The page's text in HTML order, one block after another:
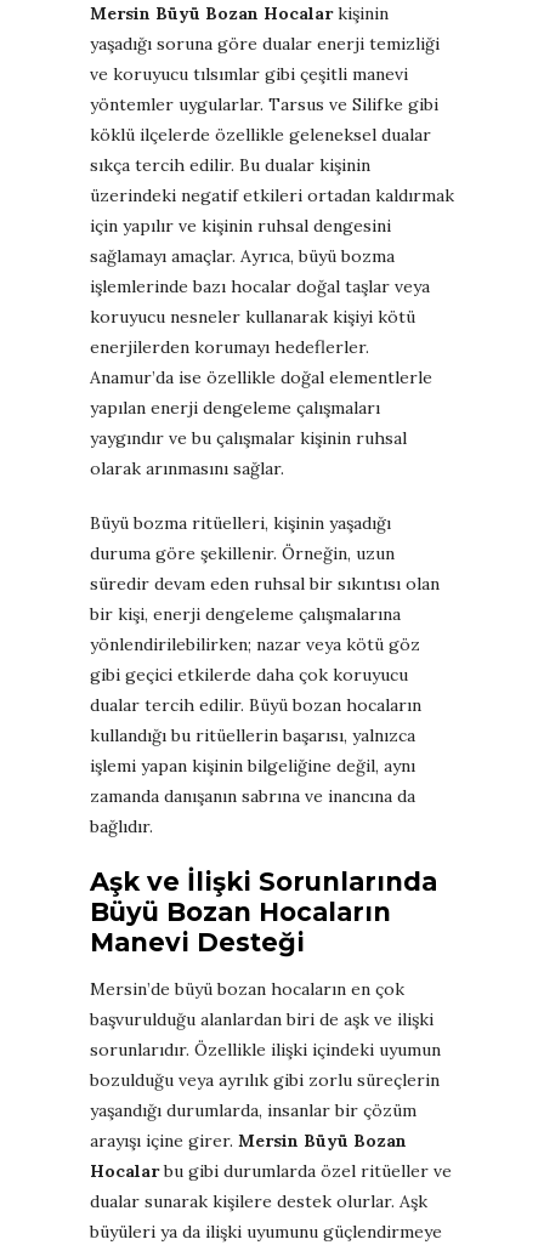
Mersin Büyü Bozan Hocalarkişinin
yaşadığı soruna göre dualar enerji temizliği
ve koruyucu tılsımlar gibi çeşitli manevi
yöntemler uygularlar. Tarsus ve Silifke gibi
köklü ilçelerde özellikle geleneksel dualar
sıkça tercih edilir. Bu dualar kişinin
üzerindeki negatif etkileri ortadan kaldırmak
için yapılır ve kişinin ruhsal dengesini
sağlamayı amaçlar. Ayrıca, büyü bozma
işlemlerinde bazı hocalar doğal taşlar veya
koruyucu nesneler kullanarak kişiyi kötü
enerjilerden korumayı hedeflerler.
Anamur’da ise özellikle doğal elementlerle
yapılan enerji dengeleme çalışmaları
yaygındır ve bu çalışmalar kişinin ruhsal
olarak arınmasını sağlar.
Büyü bozma ritüelleri, kişinin yaşadığı
duruma göre şekillenir. Örneğin, uzun
süredir devam eden ruhsal bir sıkıntısı olan
bir kişi, enerji dengeleme çalışmalarına
yönlendirilebilirken; nazar veya kötü göz
gibi geçici etkilerde daha çok koruyucu
dualar tercih edilir. Büyü bozan hocaların
kullandığı bu ritüellerin başarısı, yalnızca
işlemi yapan kişinin bilgeliğine değil, aynı
zamanda danışanın sabrına ve inancına da
bağlıdır.
Aşk ve İlişki Sorunlarında
Büyü Bozan Hocaların
Manevi Desteği
Mersin’de büyü bozan hocaların en çok
başvurulduğu alanlardan biri de aşk ve ilişki
sorunlarıdır. Özellikle ilişki içindeki uyumun
bozulduğu veya ayrılık gibi zorlu süreçlerin
yaşandığı durumlarda, insanlar bir çözüm
arayışı içine girer. Mersin Büyü Bozan
Hocalarbu gibi durumlarda özel ritüeller ve
dualar sunarak kişilere destek olurlar. Aşk
büyüleri ya da ilişki uyumunu güçlendirmeye